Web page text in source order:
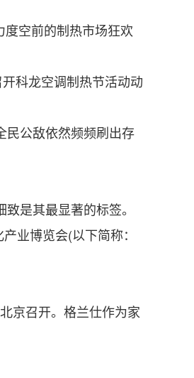
空前的制热市场狂欢
科龙空调制热节活动动
公敌依然频频刷出存
是其最显著的标签。
业博览会(以下简称：
京召开。格兰仕作为家